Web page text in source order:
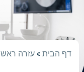
דף הבית»עזרה